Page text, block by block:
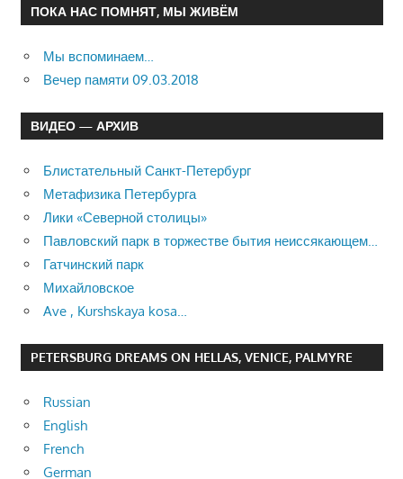
ПОКА НАС ПОМНЯТ, МЫ ЖИВЁМ
Мы вспоминаем…
Вечер памяти 09.03.2018
ВИДЕО — АРХИВ
Блистательный Санкт-Петербург
Метафизика Петербурга
Лики «Северной столицы»
Павловский парк в торжестве бытия неиссякающем…
Гатчинский парк
Михайловское
Ave , Kurshskaya kosa…
PETERSBURG DREAMS ON HELLAS, VENICE, PALMYRE
Russian
English
French
German